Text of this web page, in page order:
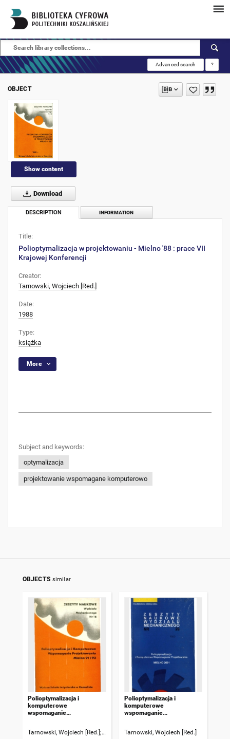
Advanced search ?
OBJECT
Show content
Download
DESCRIPTION INFORMATION
Title:
Polioptymalizacja w projektowaniu - Mielno '88 : prace VII
Krajowej Konferencji
Creator:
Tarnowski, Wojciech [Red.]
Date:
1988
Type:
książka
More
Subject and keywords:
optymalizacja
projektowanie wspomagane komputerowo
OBJECTS similar
Polioptymalizacja i
komputerowe
wspomaganie
Ogólnopolskiej Konferencji
Tarnowski, Wojciech [Red.] Kiczkowiak, Tomasz [Red.]
Polioptymalizacja i
komputerowe
wspomaganie
Ogólnpolskiej Konferencji
Tarnowski, Wojciech [Red.]